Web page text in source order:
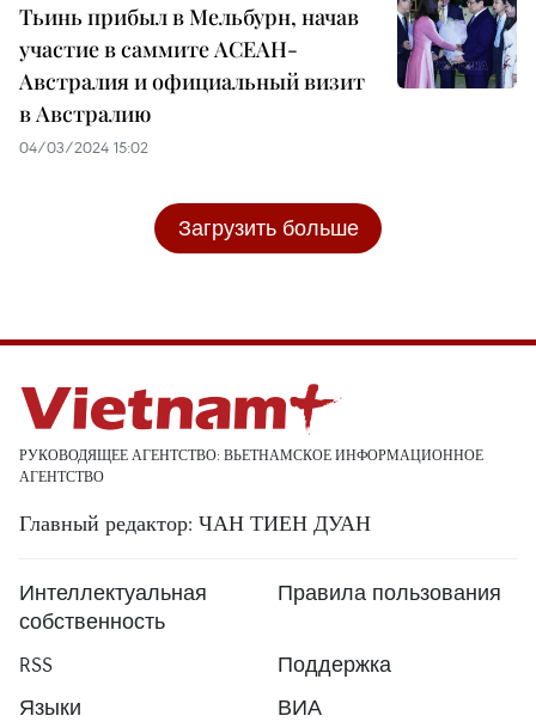
Тьинь прибыл в Мельбурн, начав
участие в саммите АСЕАН-
Австралия и официальный визит
в Австралию
04/03/2024 15:02
Загрузить больше
РУКОВОДЯЩЕЕ АГЕНТСТВО: ВЬЕТНАМСКОЕ ИНФОРМАЦИОННОЕ
АГЕНТСТВО
Главный редактор: ЧАН ТИЕН ДУАН
Интеллектуальная
собственность
Правила пользования
RSS
Поддержка
Языки
ВИА